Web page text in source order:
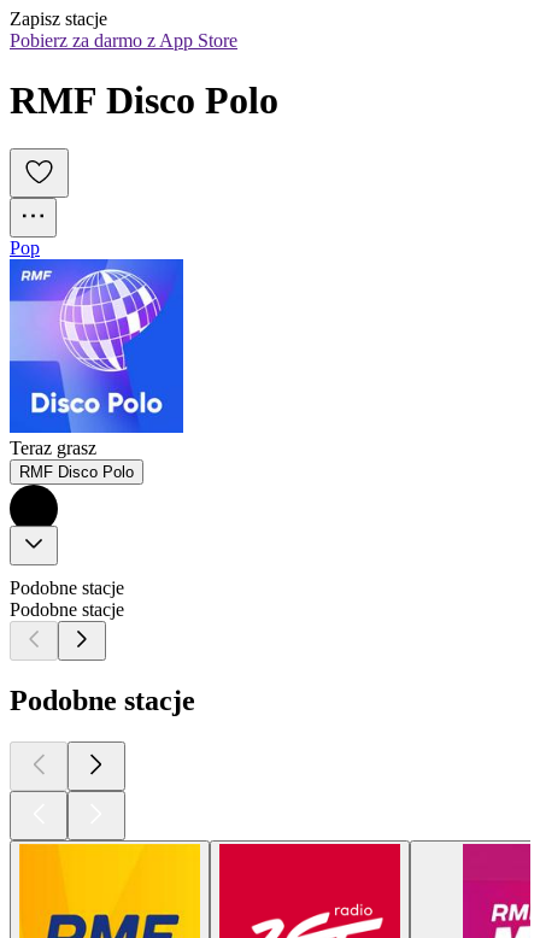
Zapisz stacje
Pobierz za darmo z App Store
RMF Disco Polo
Pop
Teraz grasz
RMF Disco Polo
Podobne stacje
Podobne stacje
Podobne stacje